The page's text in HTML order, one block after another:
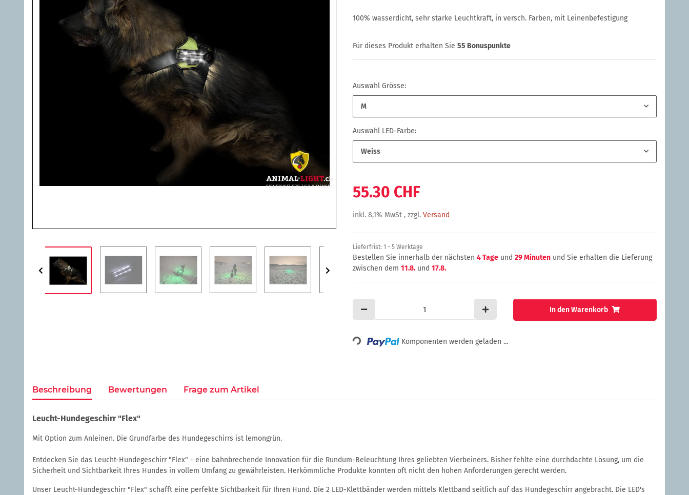
100% wasserdicht, sehr starke Leuchtkraft, in versch. Farben, mit Leinenbefestigung
Für dieses Produkt erhalten Sie 55 Bonuspunkte
Auswahl Grösse:
M
Auswahl LED-Farbe:
Weiss
55.30 CHF
inkl. 8,1% MwSt , zzgl. Versand
Lieferfrist: 1 - 5 Werktage
Bestellen Sie innerhalb der nächsten 4 Tage und 29 Minuten und Sie erhalten die Lieferung
zwischen dem 11.8. und 17.8.
In den Warenkorb
Loading... Komponenten werden geladen ...
Beschreibung Bewertungen Frage zum Artikel
Leucht-Hundegeschirr "Flex"
Mit Option zum Anleinen. Die Grundfarbe des Hundegeschirrs ist lemongrün.
Entdecken Sie das Leucht-Hundegeschirr "Flex" - eine bahnbrechende Innovation für die Rundum-Beleuchtung Ihres geliebten Vierbeiners. Bisher fehlte eine durchdachte Lösung, um die
Sicherheit und Sichtbarkeit Ihres Hundes in vollem Umfang zu gewährleisten. Herkömmliche Produkte konnten oft nicht den hohen Anforderungen gerecht werden.
Unser Leucht-Hundegeschirr "Flex" schafft eine perfekte Sichtbarkeit für Ihren Hund. Die 2 LED-Klettbänder werden mittels Klettband seitlich auf das Hundegeschirr angebracht. Die LED's